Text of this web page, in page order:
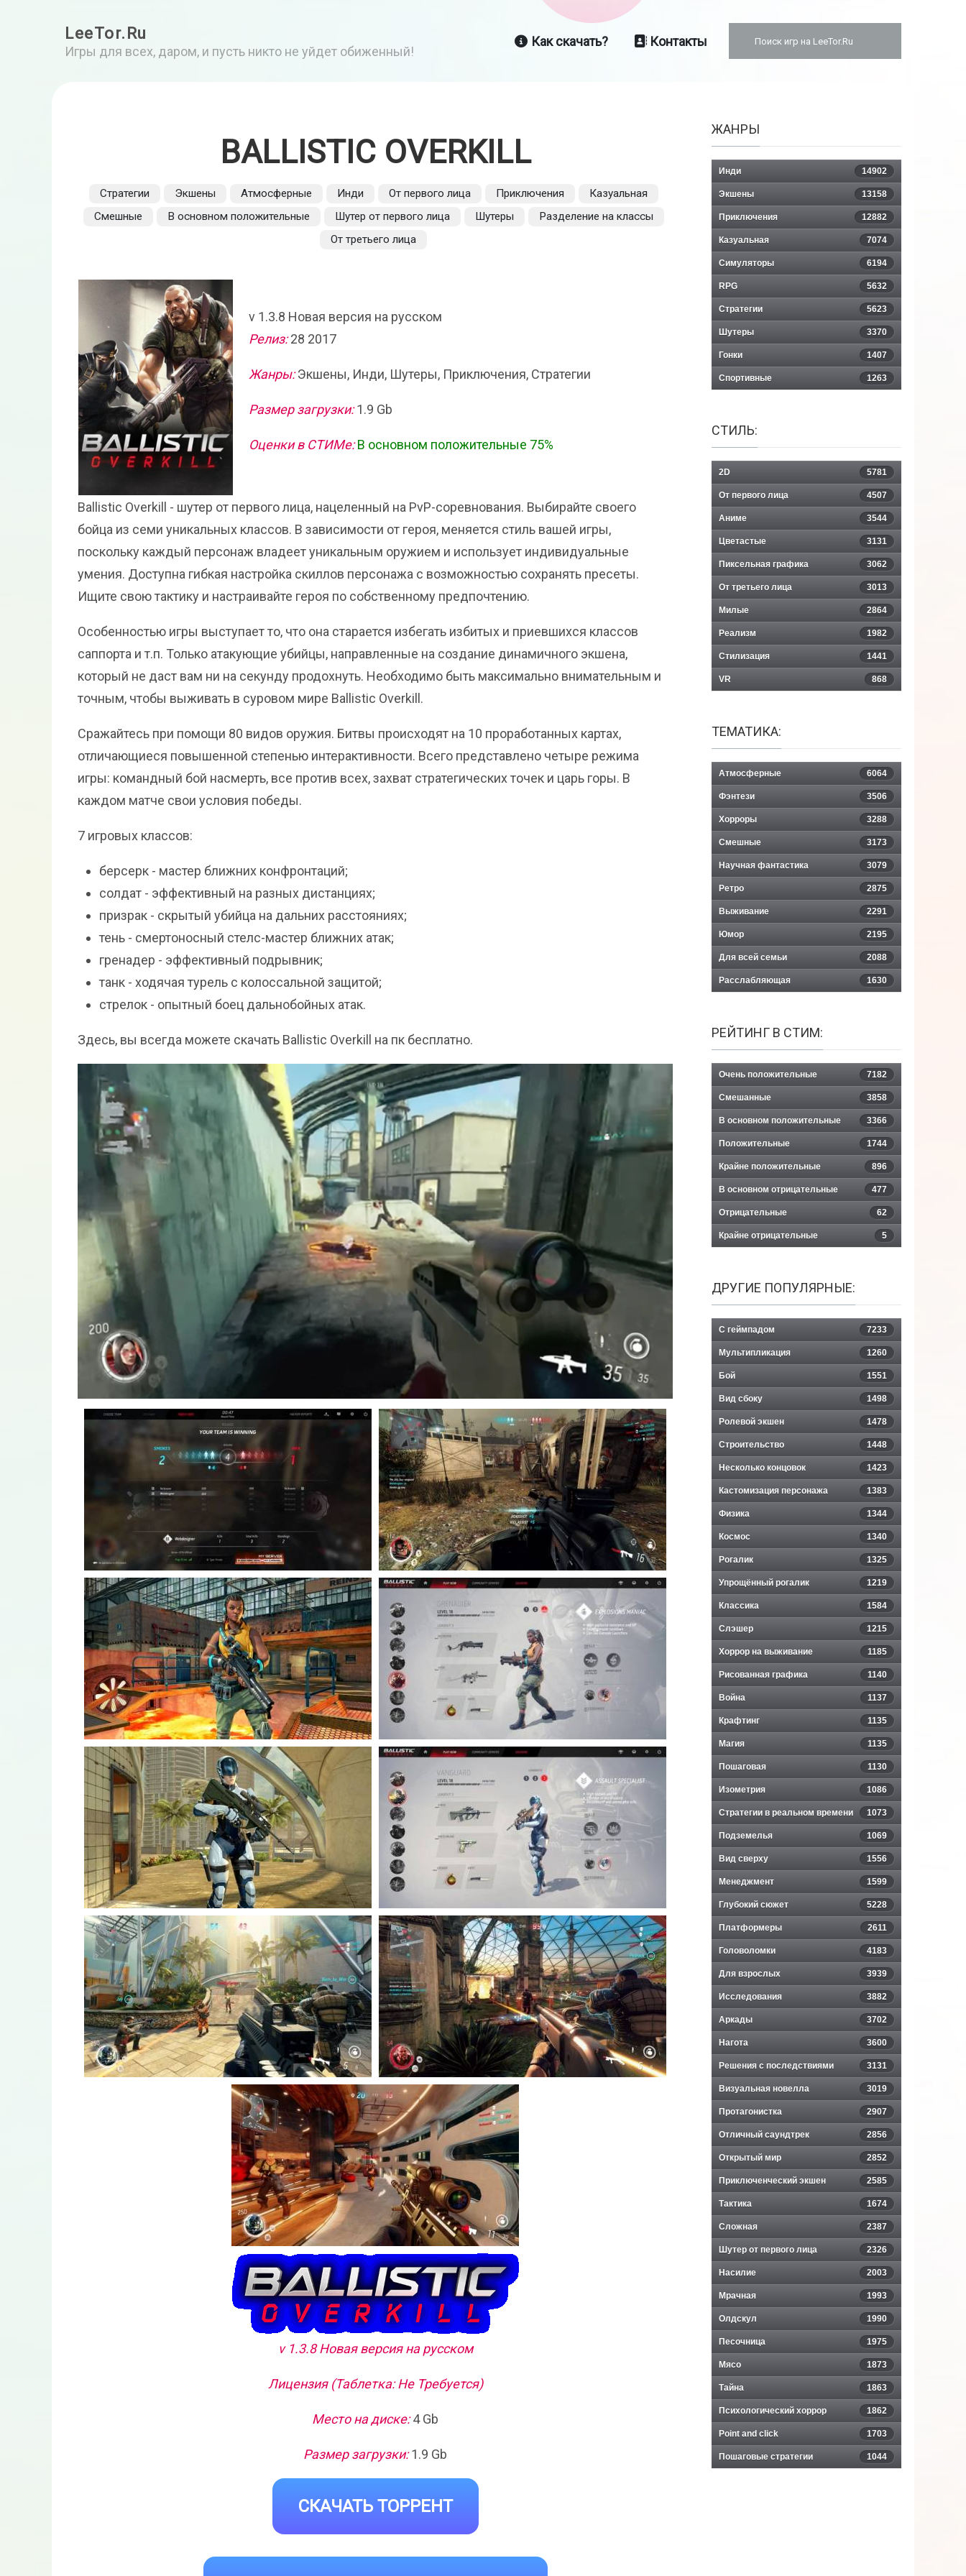
LeeTor.Ru
Игры для всех, даром, и пусть никто не уйдет обиженный!
Как скачать? Контакты
BALLISTIC OVERKILL
Стратегии Экшены Атмосферные Инди От первого лица Приключения
Казуальная
Смешные
В основном положительные Шутер от первого лица Шутеры
Разделение на классы
От третьего лица
v 1.3.8 Новая версия на русском
Релиз:28 2017
Жанры:Экшены, Инди, Шутеры, Приключения, Стратегии
Размер загрузки:1.9 Gb
Оценки в СТИМе: В основном положительные 75%
Ballistic Overkill - шутер от первого лица, нацеленный на PvP-соревнования. Выбирайте своего
бойца из семи уникальных классов. В зависимости от героя, меняется стиль вашей игры,
поскольку каждый персонаж владеет уникальным оружием и использует индивидуальные
умения. Доступна гибкая настройка скиллов персонажа с возможностью сохранять пресеты.
Ищите свою тактику и настраивайте героя по собственному предпочтению.
Особенностью игры выступает то, что она старается избегать избитых и приевшихся классов
саппорта и т.п. Только атакующие убийцы, направленные на создание динамичного экшена,
который не даст вам ни на секунду продохнуть. Необходимо быть максимально внимательным и
точным, чтобы выживать в суровом мире Ballistic Overkill.
Сражайтесь при помощи 80 видов оружия. Битвы происходят на 10 проработанных картах,
отличающиеся повышенной степенью интерактивности. Всего представлено четыре режима
игры: командный бой насмерть, все против всех, захват стратегических точек и царь горы. В
каждом матче свои условия победы.
7 игровых классов:
берсерк - мастер ближних конфронтаций;
солдат - эффективный на разных дистанциях;
призрак - скрытый убийца на дальних расстояниях;
тень - смертоносный стелс-мастер ближних атак;
гренадер - эффективный подрывник;
танк - ходячая турель с колоссальной защитой;
стрелок - опытный боец дальнобойных атак.
Здесь, вы всегда можете скачать Ballistic Overkill на пк бесплатно.
v 1.3.8 Новая версия на русском
Лицензия (Таблетка: Не Требуется)
Место на диске:4 Gb
Размер загрузки:1.9 Gb
СКАЧАТЬ ТОРРЕНТ
ЖАНРЫ
Инди 14902
Экшены 13158
Приключения 12882
Казуальная 7074
Симуляторы 6194
RPG 5632
Стратегии 5623
Шутеры 3370
Гонки 1407
Спортивные 1263
СТИЛЬ:
2D 5781
От первого лица 4507
Аниме 3544
Цветастые 3131
Пиксельная графика 3062
От третьего лица 3013
Милые 2864
Реализм 1982
Стилизация 1441
VR 868
ТЕМАТИКА:
Атмосферные 6064
Фэнтези 3506
Хорроры 3288
Смешные 3173
Научная фантастика 3079
Ретро 2875
Выживание 2291
Юмор 2195
Для всей семьи 2088
Расслабляющая 1630
РЕЙТИНГ В СТИМ:
Очень положительные 7182
Смешанные 3858
В основном положительные 3366
Положительные 1744
Крайне положительные 896
В основном отрицательные 477
Отрицательные 62
Крайне отрицательные 5
ДРУГИЕ ПОПУЛЯРНЫЕ:
С геймпадом 7233
Мультипликация 1260
Бой 1551
Вид сбоку 1498
Ролевой экшен 1478
Строительство 1448
Несколько концовок 1423
Кастомизация персонажа 1383
Физика 1344
Космос 1340
Рогалик 1325
Упрощённый рогалик 1219
Классика 1584
Слэшер 1215
Хоррор на выживание 1185
Рисованная графика 1140
Война 1137
Крафтинг 1135
Магия 1135
Пошаговая 1130
Изометрия 1086
Стратегии в реальном времени 1073
Подземелья 1069
Вид сверху 1556
Менеджмент 1599
Глубокий сюжет 5228
Платформеры 2611
Головоломки 4183
Для взрослых 3939
Исследования 3882
Аркады 3702
Нагота 3600
Решения с последствиями 3131
Визуальная новелла 3019
Протагонистка 2907
Отличный саундтрек 2856
Открытый мир 2852
Приключенческий экшен 2585
Тактика 1674
Сложная 2387
Шутер от первого лица 2326
Насилие 2003
Мрачная 1993
Олдскул 1990
Песочница 1975
Мясо 1873
Тайна 1863
Психологический хоррор 1862
Point and click 1703
Пошаговые стратегии 1044